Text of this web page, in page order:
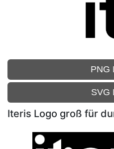
PNG
SVG
Iteris Logo groß für